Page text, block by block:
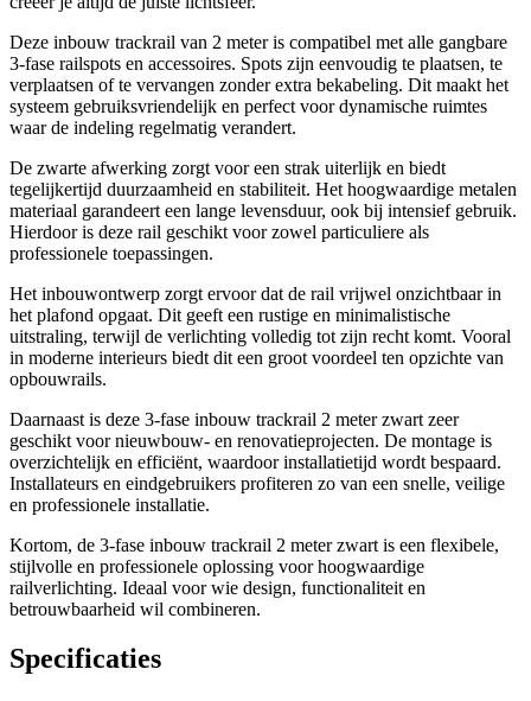
Deze inbouw trackrail van 2 meter is compatibel met alle gangbare
3-fase railspots en accessoires. Spots zijn eenvoudig te plaatsen, te
verplaatsen of te vervangen zonder extra bekabeling. Dit maakt het
systeem gebruiksvriendelijk en perfect voor dynamische ruimtes
waar de indeling regelmatig verandert.
De zwarte afwerking zorgt voor een strak uiterlijk en biedt
tegelijkertijd duurzaamheid en stabiliteit. Het hoogwaardige metalen
materiaal garandeert een lange levensduur, ook bij intensief gebruik.
Hierdoor is deze rail geschikt voor zowel particuliere als
professionele toepassingen.
Het inbouwontwerp zorgt ervoor dat de rail vrijwel onzichtbaar in
het plafond opgaat. Dit geeft een rustige en minimalistische
uitstraling, terwijl de verlichting volledig tot zijn recht komt. Vooral
in moderne interieurs biedt dit een groot voordeel ten opzichte van
opbouwrails.
Daarnaast is deze 3-fase inbouw trackrail 2 meter zwart zeer
geschikt voor nieuwbouw- en renovatieprojecten. De montage is
overzichtelijk en efficiënt, waardoor installatietijd wordt bespaard.
Installateurs en eindgebruikers profiteren zo van een snelle, veilige
en professionele installatie.
Kortom, de 3-fase inbouw trackrail 2 meter zwart is een flexibele,
stijlvolle en professionele oplossing voor hoogwaardige
railverlichting. Ideaal voor wie design, functionaliteit en
betrouwbaarheid wil combineren.
Specificaties